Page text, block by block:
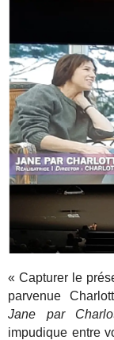
« Capturer le
parvenue
Jane par
impudique entre